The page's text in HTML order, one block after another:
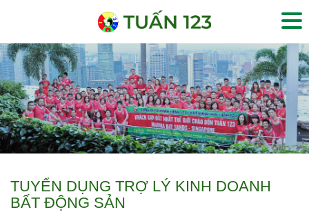
TUYỂN DỤNG TRỢ LÝ KINH DOANH
BẤT ĐỘNG SẢN